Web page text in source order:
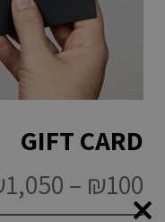
GIFT CARD
₪100
–
1,050